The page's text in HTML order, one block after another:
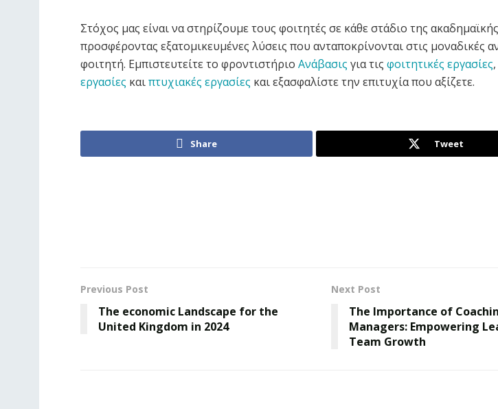
Στόχος μας είναι να στηρίζουμε τους φοιτητές σε κάθε στάδιο της
προσφέροντας εξατομικευμένες λύσεις που ανταποκρίνονται στις μοναδικές
φοιτητή. Εμπιστευτείτε το φροντιστήριο Ανάβασις για τις φοιτητικές εργασίες,
εργασίες καιπτυχιακές εργασίες και εξασφαλίστε την επιτυχία που αξίζετε.
Share Tweet
Previous Post
The economic Landscape for the
United Kingdom in 2024
Next Post
The Importance of
Managers: Empowering
Team Growth